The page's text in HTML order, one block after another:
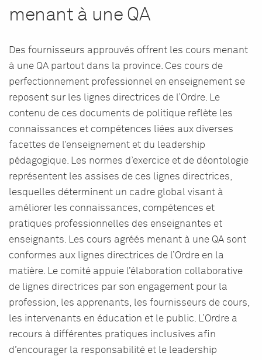
menant à une QA
Des fournisseurs approuvés offrent les cours menant
à une QA partout dans la province. Ces cours de
perfectionnement professionnel en enseignement se
reposent sur les lignes directrices de l’Ordre. Le
contenu de ces documents de politique reflète les
connaissances et compétences liées aux diverses
facettes de l’enseignement et du leadership
pédagogique. Les normes d’exercice et de déontologie
représentent les assises de ces lignes directrices,
lesquelles déterminent un cadre global visant à
améliorer les connaissances, compétences et
pratiques professionnelles des enseignantes et
enseignants. Les cours agréés menant à une QA sont
conformes aux lignes directrices de l’Ordre en la
matière. Le comité appuie l’élaboration collaborative
de lignes directrices par son engagement pour la
profession, les apprenants, les fournisseurs de cours,
les intervenants en éducation et le public. L’Ordre a
recours à différentes pratiques inclusives afin
d’encourager la responsabilité et le leadership